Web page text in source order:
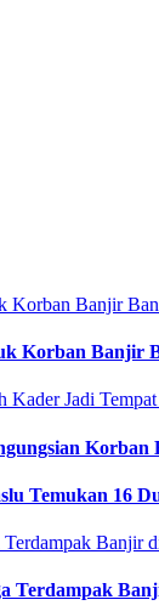
Korban Banjir
Temukan 16
Terdampak